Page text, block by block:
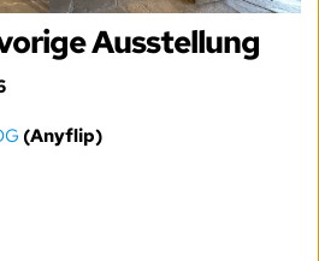
Ausstellung
(Anyflip)